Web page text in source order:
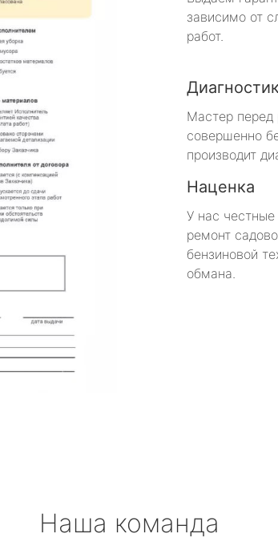
зависимо от
работ.
Мастер перед
совершенно
производит
Наценка
У нас
ремонт
бензиновой
обмана.
Наша команда